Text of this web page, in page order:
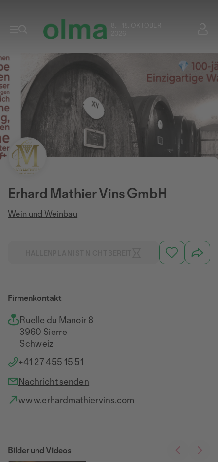
8. - 18. OKTOBER
Erhard Mathier Vins GmbH
Wein und Weinbau
Firmenkontakt
Ruelle du Manoir 8
3960 Sierre
Schweiz
+41 27 455 15 51
Nachricht senden
www.erhardmathiervins.com
Bilder und Videos